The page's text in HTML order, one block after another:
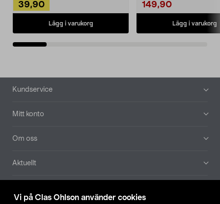
Vi på Clas Ohlson använder cookies
39,90
Lägg i varukorg
149,90
Lägg i varukorg
Sidfot
Kundservice
Mitt konto
Om oss
Aktuellt